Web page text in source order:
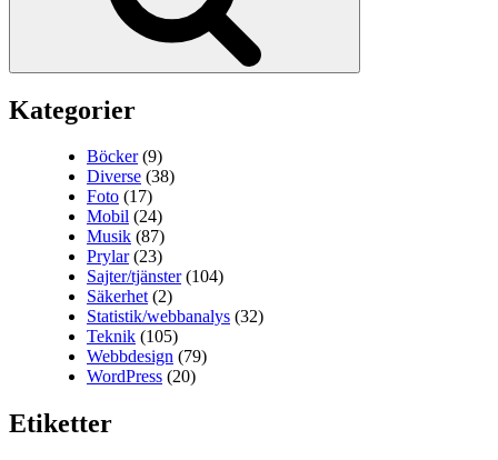
Kategorier
Böcker(9)
Diverse (38)
Foto (17)
Mobil (24)
Musik (87)
Prylar(23)
Sajter/tjänster(104)
Säkerhet(2)
Statistik/webbanalys (32)
Teknik (105)
Webbdesign (79)
WordPress (20)
Etiketter